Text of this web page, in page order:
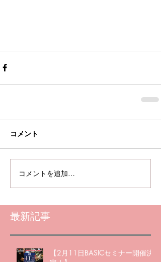
コメント
コメントを追加…
最新記事
【2月11日BASICセミナー開催決